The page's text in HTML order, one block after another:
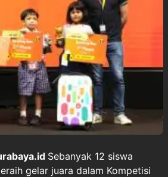
Sebanyak 12 siswa
gelar juara dalam Kompetisi